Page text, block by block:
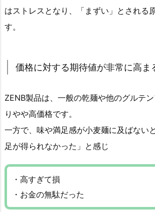
はストレスとなり、「まずい」とされる
す。
価格に対する期待値が非常に高ま
ZENB製品は、一般の乾麺や他のグルテ
りやや高価格です。
一方で、味や満足感が小麦麺に及ばない
足が得られなかった」と感じ
・高すぎて損
・お金の無駄だった